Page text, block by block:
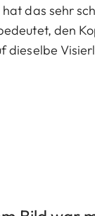
das sehr
den
dieselbe